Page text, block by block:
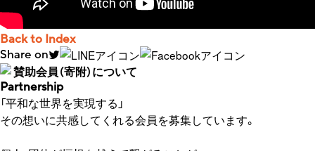
Back to Index
Share on
賛助会員（寄附）について
Partnership
「平和な世界を実現する」
その想いに共感してくれる会員を募集しています。